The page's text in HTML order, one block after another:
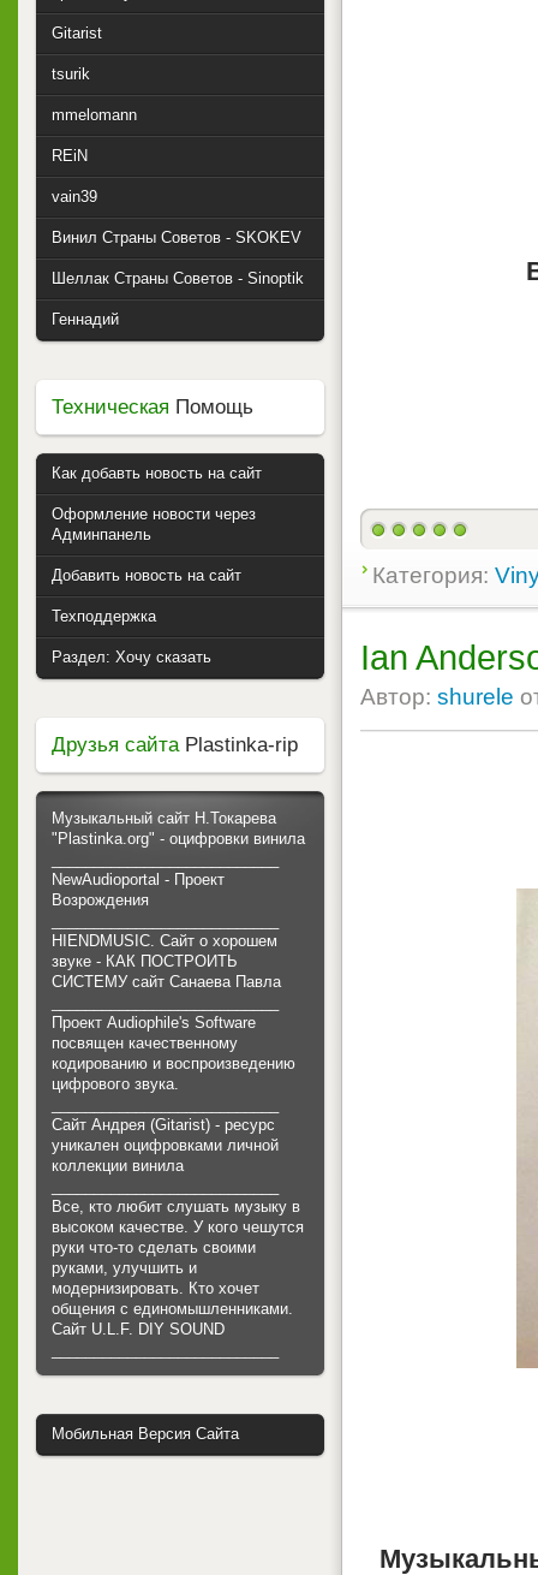
Категория:
Ian
Автор: shurele
Gitarist
tsurik
mmelomann
REiN
vain39
Винил Страны Советов - SKOKEV
Шеллак Страны Советов - Sinoptik
Геннадий
Техническая Помощь
Как добавть новость на сайт
Оформление новости через
Админпанель
Добавить новость на сайт
Техподдержка
Раздел: Хочу сказать
Друзья сайтаPlastinka-rip
Музыкальный сайт Н.Токарева
"Plastinka.org" - оцифровки винила
NewAudioportal - Проект
Возрождения
HIENDMUSIC. Сайт о хорошем
звуке - КАК ПОСТРОИТЬ
СИСТЕМУ сайт Санаева Павла
Проект Audiophile's Software
посвящен качественному
кодированию и воспроизведению
цифрового звука.
Сайт Андрея (Gitarist) - ресурс
уникален оцифровками личной
коллекции винила
Все, кто любит слушать музыку в
высоком качестве. У кого чешутся
руки что-то сделать своими
руками, улучшить и
модернизировать. Кто хочет
общения с единомышленниками.
Cайт U.L.F. DIY SOUND
Мобильная Версия Сайта